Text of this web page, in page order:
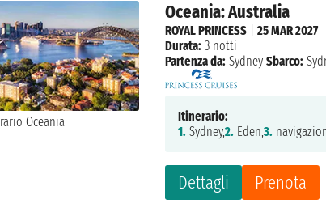
Oceania: Australia
Dettagli Prenota
ROYAL PRINCESS |25 MAR 2027
Durata: 3 notti
Partenza da: Sydney Sbarco:
Itinerario:
1. Sydney,2. Eden,3.